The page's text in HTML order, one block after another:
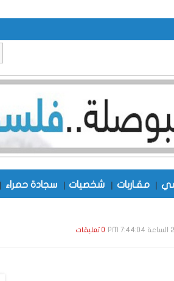
| مقـاربات | شخصيات | سجادة حمراء |
0 تعليقات